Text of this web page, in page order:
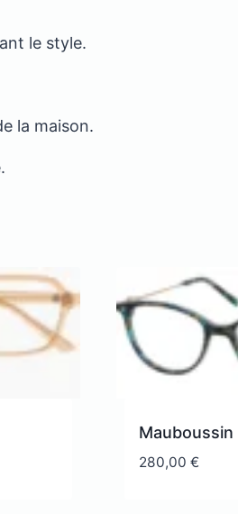
le style.
la maison.
Mauboussin
280,00 €